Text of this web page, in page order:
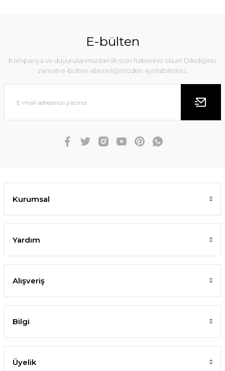
Meri Rose Keten Elbise
899,00 TL
E-bülten
Kampanya ve duyurularımızdan ilk sizin haberiniz olsun! Dilediğiniz
zaman e-bülten aboneliğimizden ayrılabilirsiniz.
Kurumsal
Yardım
Alışveriş
Bilgi
Üyelik